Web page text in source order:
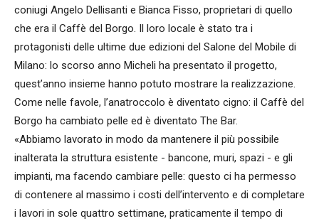
coniugi Angelo Dellisanti e Bianca Fisso, proprietari di quello
che era il Caffè del Borgo. Il loro locale è stato tra i
protagonisti delle ultime due edizioni del Salone del Mobile di
Milano: lo scorso anno Micheli ha presentato il progetto,
quest’anno insieme hanno potuto mostrare la realizzazione.
Come nelle favole, l’anatroccolo è diventato cigno: il Caffè del
Borgo ha cambiato pelle ed è diventato The Bar.
«Abbiamo lavorato in modo da mantenere il più possibile
inalterata la struttura esistente - bancone, muri, spazi - e gli
impianti, ma facendo cambiare pelle: questo ci ha permesso
di contenere al massimo i costi dell’intervento e di completare
i lavori in sole quattro settimane, praticamente il tempo di